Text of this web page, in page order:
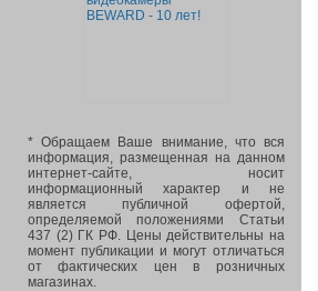
* Обращаем Ваше внимание, что вся
информация, размещенная на данном
интернет-сайте, носит
информационный характер и не
является публичной офертой,
определяемой положениями Статьи
437 (2) ГК РФ. Цены действительны на
момент публикации и могут отличаться
от фактических цен в розничных
магазинах.